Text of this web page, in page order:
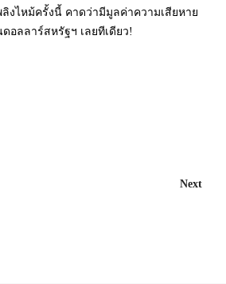
ลิงไหม้ครั้งนี้ คาดว่ามีมูลค่าความเสียหาย
อลลาร์สหรัฐฯ เลยทีเดียว!
Next